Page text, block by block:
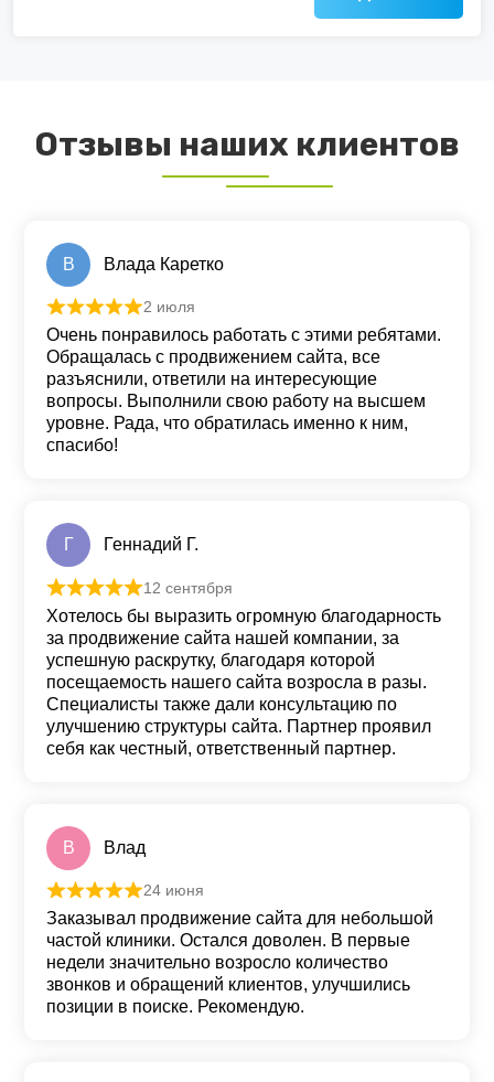
Отзывы наших клиентов
В Влада Каретко
Оценка
2 июля
Очень понравилось работать с этими ребятами.
Обращалась с продвижением сайта, все
разъяснили, ответили на интересующие
вопросы. Выполнили свою работу на высшем
уровне. Рада, что обратилась именно к ним,
спасибо!
Г Геннадий Г.
Оценка5 из 5
12 сентября
Хотелось бы выразить огромную благодарность
за продвижение сайта нашей компании, за
успешную раскрутку, благодаря которой
посещаемость нашего сайта возросла в разы.
Специалисты также дали консультацию по
улучшению структуры сайта. Партнер проявил
себя как честный, ответственный партнер.
В Влад
Оценка
24 июня
Заказывал продвижение сайта для небольшой
частой клиники. Остался доволен. В первые
недели значительно возросло количество
звонков и обращений клиентов, улучшились
позиции в поиске. Рекомендую.